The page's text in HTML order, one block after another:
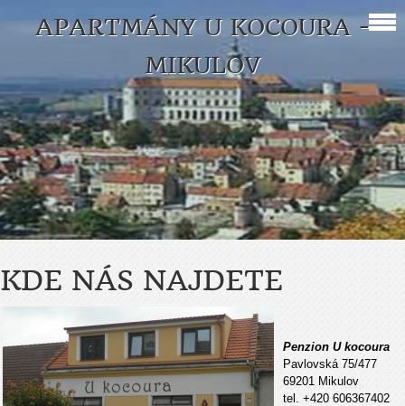
APARTMÁNY U KOCOURA -
MIKULOV
KDE NÁS NAJDETE
Penzion U kocoura
Pavlovská 75/477
69201 Mikulov
tel. +420 606367402